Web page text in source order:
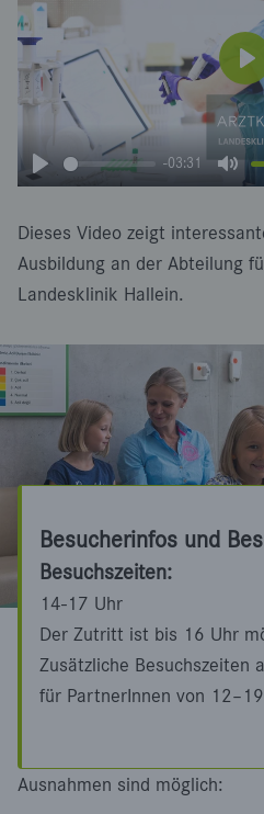
P
y
-03:31
M
e
P
l
a
y
Dieses Video zeigt
Ausbildung an der Abteilung
Landesklinik Hallein.
Besucherinfos und
Besuchszeiten:
14-17 Uhr
Der Zutritt ist bis 16 Uhr
Zusätzliche Besuchszeiten
für PartnerInnen von
Ausnahmen sind möglich: